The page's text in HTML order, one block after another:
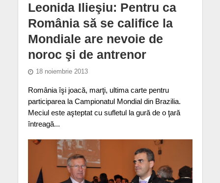
Leonida Ilieşiu: Pentru ca
România să se califice la
Mondiale are nevoie de
noroc şi de antrenor
18 noiembrie 2013
România îşi joacă, marţi, ultima carte pentru
participarea la Campionatul Mondial din Brazilia.
Meciul este aşteptat cu sufletul la gură de o ţară
întreagă...